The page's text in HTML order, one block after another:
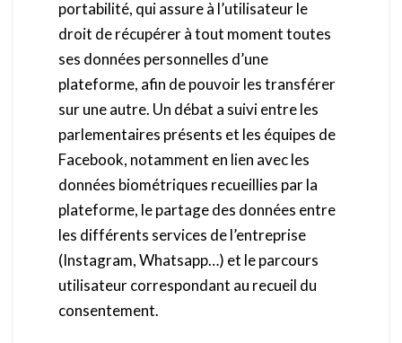
portabilité, qui assure à l’utilisateur le
droit de récupérer à tout moment toutes
ses données personnelles d’une
plateforme, afin de pouvoir les transférer
sur une autre. Un débat a suivi entre les
parlementaires présents et les équipes de
Facebook, notamment en lien avec les
données biométriques recueillies par la
plateforme, le partage des données entre
les différents services de l’entreprise
(Instagram, Whatsapp…) et le parcours
utilisateur correspondant au recueil du
consentement.